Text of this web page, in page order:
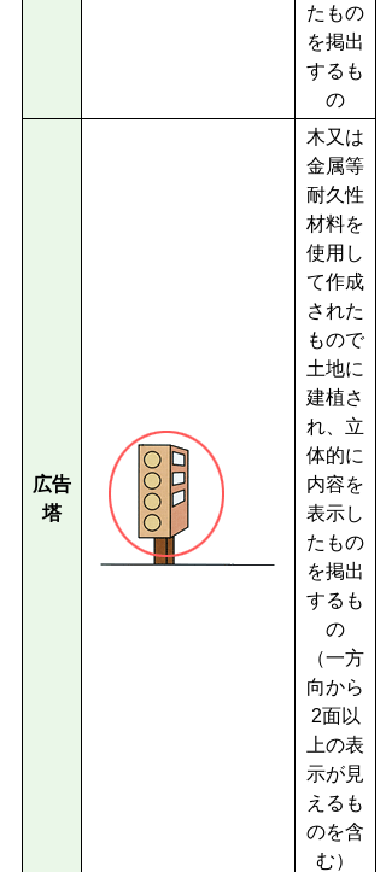
たもの
を掲出
するも
の
広告
塔
木又は
金属等
耐久性
材料を
使用し
て作成
された
もので
土地に
建植さ
れ、立
体的に
内容を
表示し
たもの
を掲出
するも
の
（一方
向から
2面以
上の表
示が見
えるも
のを含
む）